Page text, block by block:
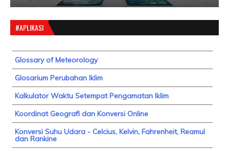
#APLIKASI
Glossary of Meteorology
Glosarium Perubahan Iklim
Kalkulator Waktu Setempat Pengamatan Iklim
Koordinat Geografi dan Konversi Online
Konversi Suhu Udara - Celcius, Kelvin, Fahrenheit, Reamul
dan Rankine